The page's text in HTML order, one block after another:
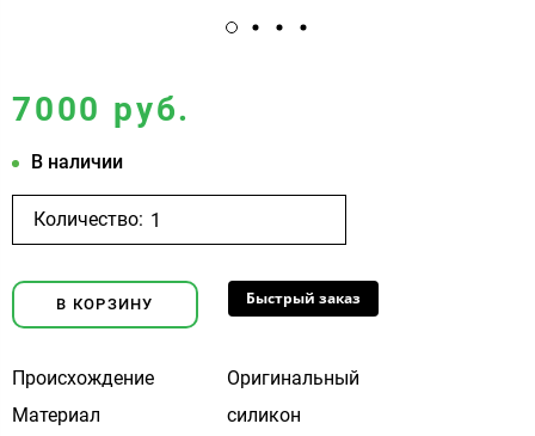
7000 руб.
В наличии
Количество:
В КОРЗИНУ Быстрый заказ
Происхождение
Оригинальный
Материал
силикон